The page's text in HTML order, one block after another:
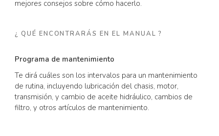
mejores consejos sobre cómo hacerlo.
¿ QUÉ ENCONTRARÁS EN EL MANUAL ?
Programa de mantenimiento
Te dirá cuáles son los intervalos para un mantenimiento
de rutina, incluyendo lubricación del chasis, motor,
transmisión, y cambio de aceite hidráulico, cambios de
filtro, y otros artículos de mantenimiento.